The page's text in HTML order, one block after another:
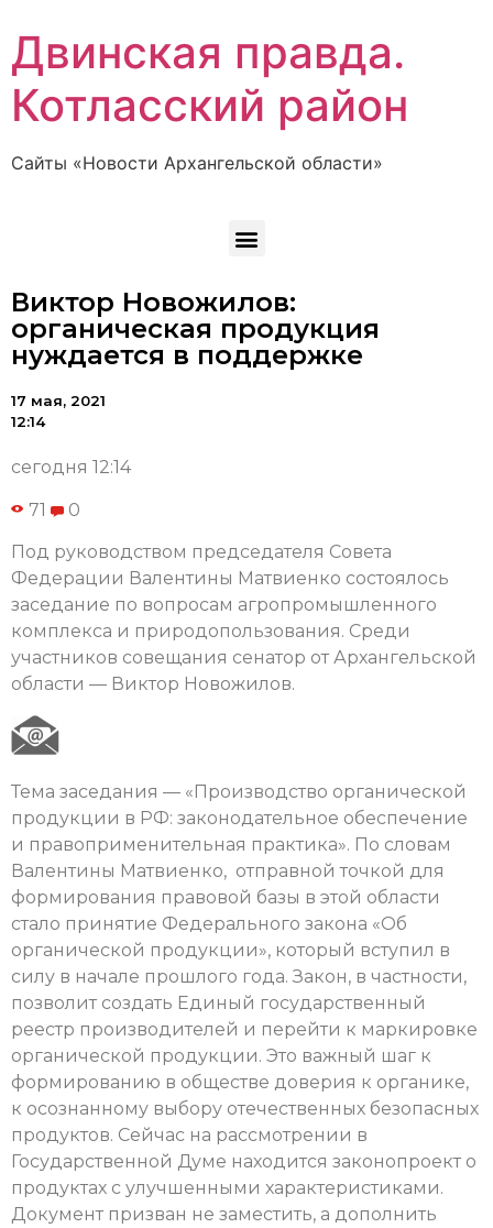
Двинская правда.
Котласский район
Сайты «Новости Архангельской области»
Виктор Новожилов:
органическая продукция
нуждается в поддержке
17 мая, 2021
12:14
сегодня 12:14
71 0
Под руководством председателя Совета
Федерации Валентины Матвиенко состоялось
заседание по вопросам агропромышленного
комплекса и природопользования. Среди
участников совещания сенатор от Архангельской
области — Виктор Новожилов.
Тема заседания — «Производство органической
продукции в РФ: законодательное обеспечение
и правоприменительная практика». По словам
Валентины Матвиенко, отправной точкой для
формирования правовой базы в этой области
стало принятие Федерального закона «Об
органической продукции», который вступил в
силу в начале прошлого года. Закон, в частности,
позволит создать Единый государственный
реестр производителей и перейти к маркировке
органической продукции. Это важный шаг к
формированию в обществе доверия к органике,
к осознанному выбору отечественных безопасных
продуктов. Сейчас на рассмотрении в
Государственной Думе находится законопроект о
продуктах с улучшенными характеристиками.
Документ призван не заместить, а дополнить